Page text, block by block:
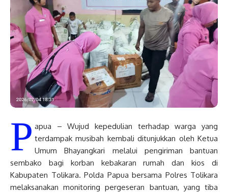
P apua – Wujud kepedulian terhadap warga yang
terdampak musibah kembali ditunjukkan oleh Ketua
Umum Bhayangkari melalui pengiriman bantuan
sembako bagi korban kebakaran rumah dan kios di
Kabupaten Tolikara. Polda Papua bersama Polres Tolikara
melaksanakan monitoring pergeseran bantuan, yang tiba